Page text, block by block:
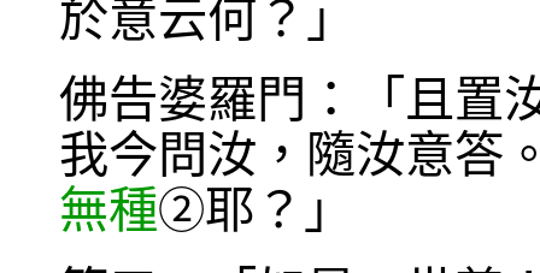
於意云何？」
佛告婆羅門：「且置
我今問汝，隨汝意答
無種②耶？」